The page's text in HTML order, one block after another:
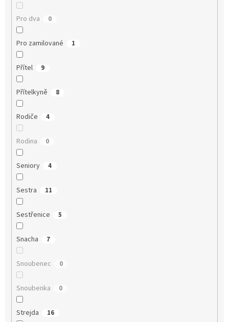
Pro dva 0
Pro zamilované 1
Přítel 9
Přítelkyně 8
Rodiče 4
Rodina 0
Seniory 4
Sestra 11
Sestřenice 5
Snacha 7
Snoubenec 0
Snoubenka 0
Strejda 16